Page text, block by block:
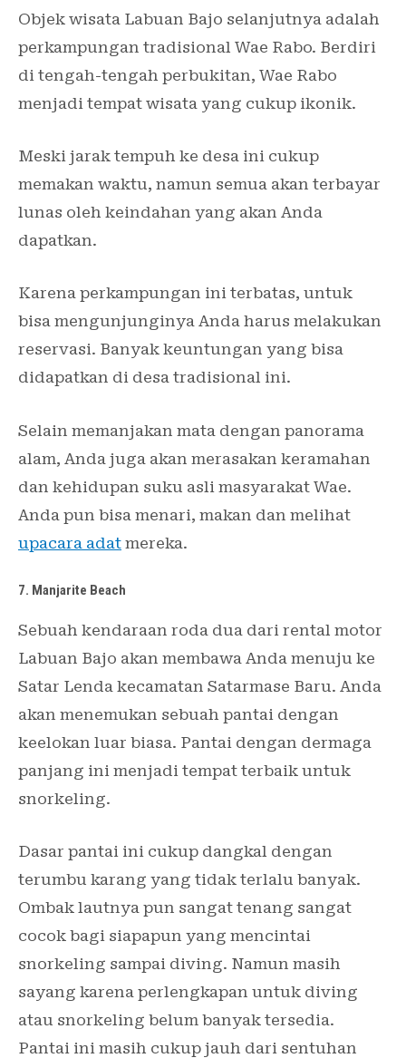
Objek wisata Labuan Bajo selanjutnya adalah
perkampungan tradisional Wae Rabo. Berdiri
di tengah-tengah perbukitan, Wae Rabo
menjadi tempat wisata yang cukup ikonik.
Meski jarak tempuh ke desa ini cukup
memakan waktu, namun semua akan terbayar
lunas oleh keindahan yang akan Anda
dapatkan.
Karena perkampungan ini terbatas, untuk
bisa mengunjunginya Anda harus melakukan
reservasi. Banyak keuntungan yang bisa
didapatkan di desa tradisional ini.
Selain memanjakan mata dengan panorama
alam, Anda juga akan merasakan keramahan
dan kehidupan suku asli masyarakat Wae.
Anda pun bisa menari, makan dan melihat
upacara adat mereka.
7. Manjarite Beach
Sebuah kendaraan roda dua dari rental motor
Labuan Bajo akan membawa Anda menuju ke
Satar Lenda kecamatan Satarmase Baru. Anda
akan menemukan sebuah pantai dengan
keelokan luar biasa. Pantai dengan dermaga
panjang ini menjadi tempat terbaik untuk
snorkeling.
Dasar pantai ini cukup dangkal dengan
terumbu karang yang tidak terlalu banyak.
Ombak lautnya pun sangat tenang sangat
cocok bagi siapapun yang mencintai
snorkeling sampai diving. Namun masih
sayang karena perlengkapan untuk diving
atau snorkeling belum banyak tersedia.
Pantai ini masih cukup jauh dari sentuhan